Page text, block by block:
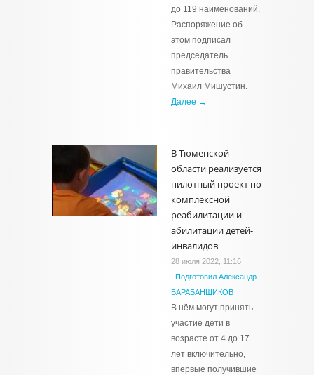
до 119 наименований.
Распоряжение об
этом подписал
председатель
правительства
Михаил Мишустин.
Далее →
В Тюменской
области реализуется
пилотный проект по
комплексной
реабилитации и
абилитации детей-
инвалидов
28 июля 2022, 11:16
| Подготовил Александр
БАРАБАНЩИКОВ
В нём могут принять
участие дети в
возрасте от 4 до 17
лет включительно,
впервые получившие